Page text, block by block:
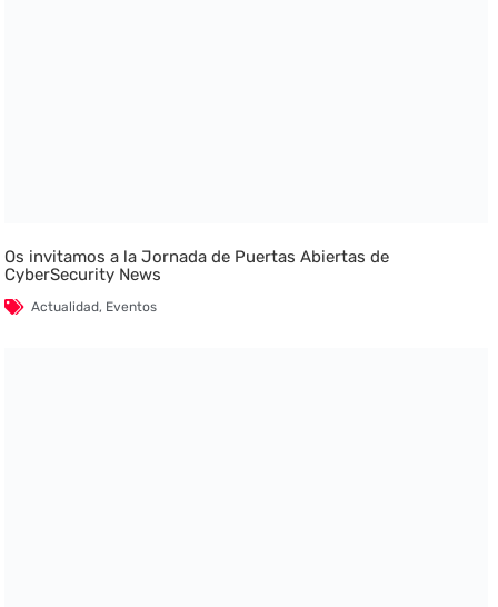
Os invitamos a la Jornada de Puertas Abiertas de
CyberSecurity News
Actualidad, Eventos